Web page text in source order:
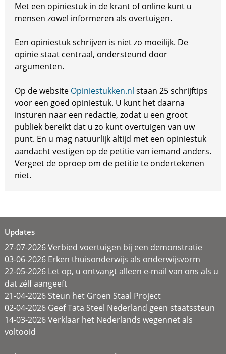
Met een opiniestuk in de krant of online kunt u
mensen zowel informeren als overtuigen.
Een opiniestuk schrijven is niet zo moeilijk. De
opinie staat centraal, ondersteund door
argumenten.
Op de website Opiniestukken.nl staan 25 schrijftips
voor een goed opiniestuk. U kunt het daarna
insturen naar een redactie, zodat u een groot
publiek bereikt dat u zo kunt overtuigen van uw
punt. En u mag natuurlijk altijd met een opiniestuk
aandacht vestigen op de petitie van iemand anders.
Vergeet de oproep om de petitie te ondertekenen
niet.
Updates
27-07-2026 Verbied voertuigen bij een demonstratie
03-06-2026 Erken thuisonderwijs als onderwijsvorm
22-05-2026 Let op, u ontvangt alleen e-mail van ons als u
dat zélf aangeeft
21-04-2026 Steun het Groen Staal Project
02-04-2026 Geef Tata Steel Nederland geen staatssteun
14-03-2026 Verklaar het Nederlands wegennet als
voltooid